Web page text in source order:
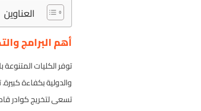
العناوين
أهم البرامج
توفر الكليات
والدولية بكفاءة
تسعى لتخريج كوادر